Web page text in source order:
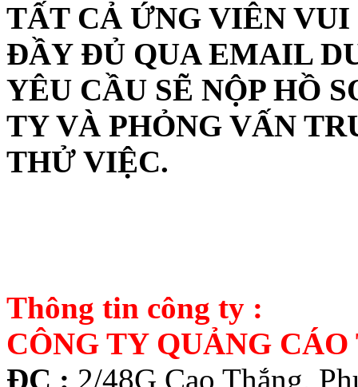
TẤT CẢ ỨNG VIÊN
ĐẦY ĐỦ QUA EMAIL
YÊU CẦU SẼ NỘP HỒ
TY VÀ PHỎNG VẤN
THỬ VIỆC.
Thông tin công ty :
CÔNG TY QUẢNG
ĐC : 2/48G Cao Thắng,